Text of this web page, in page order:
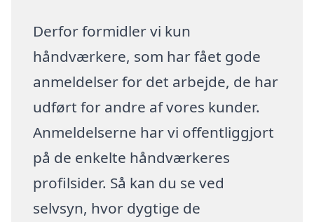
Derfor formidler vi kun
håndværkere, som har fået gode
anmeldelser for det arbejde, de har
udført for andre af vores kunder.
Anmeldelserne har vi offentliggjort
på de enkelte håndværkeres
profilsider. Så kan du se ved
selvsyn, hvor dygtige de